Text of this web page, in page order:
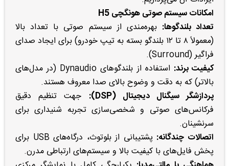
امکانات سیستم صوتی هونگچی H5
تعداد بلندگوها: بهره‌مندی از سیستم صوتی با تعداد بالا
(معمولاً ۸ تا ۱۲ بلندگو بسته به تیپ خودرو) برای ایجاد صدای
فراگیر (Surround).
کیفیت برند:
استفاده از بلندگوهای Dynaudio (در مدل‌های
بالاتر) که به دقت و وضوح بالای صدا معروف هستند.
پردازشگر سیگنال دیجیتال (DSP):
جهت تنظیم دقیق
فرکانس‌های صوتی و شخصی‌سازی تجربه شنیداری برای
سرنشینان.
اتصالات چندگانه:
پشتیبانی از بلوتوث، درگاه‌های USB برای
پخش فایل‌های با کیفیت بالا و سیستم‌های ارتباطی مدرن.